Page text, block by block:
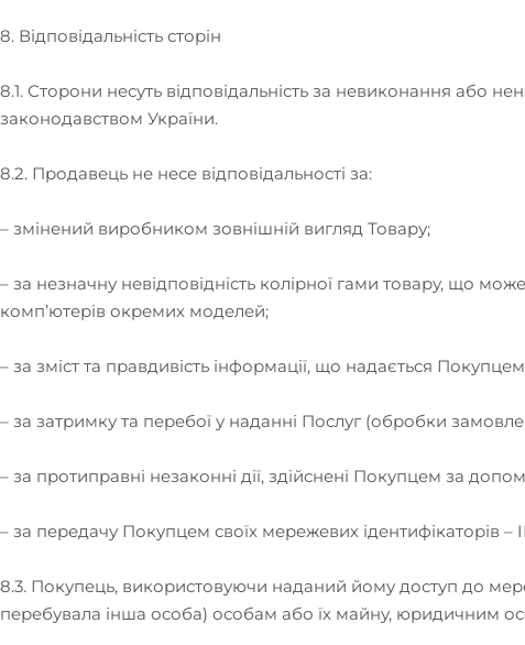
8. Відповідальність сторін
8.1. Сторони несуть відповідальність за невиконання
законодавством України.
8.2. Продавець не несе відповідальності за:
– змінений виробником зовнішній вигляд Товару;
– за незначну невідповідність колірної гами товару, що
комп’ютерів окремих моделей;
– за зміст та правдивість інформації, що надається
– за затримку та перебої у наданні Послуг (обробки
– за протиправні незаконні дії, здійснені Покупцем за
– за передачу Покупцем своїх мережевих ідентифікаторів
8.3. Покупець, використовуючи наданий йому доступ до
перебувала інша особа) особам або їх майну, юридичним